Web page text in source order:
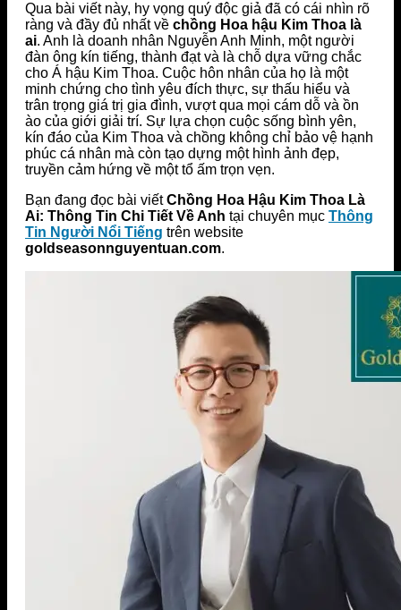
Qua bài viết này, hy vọng quý độc giả đã có cái nhìn rõ
ràng và đầy đủ nhất về chồng Hoa hậu Kim Thoa là
ai. Anh là doanh nhân Nguyễn Anh Minh, một người
đàn ông kín tiếng, thành đạt và là chỗ dựa vững chắc
cho Á hậu Kim Thoa. Cuộc hôn nhân của họ là một
minh chứng cho tình yêu đích thực, sự thấu hiểu và
trân trọng giá trị gia đình, vượt qua mọi cám dỗ và ồn
ào của giới giải trí. Sự lựa chọn cuộc sống bình yên,
kín đáo của Kim Thoa và chồng không chỉ bảo vệ hạnh
phúc cá nhân mà còn tạo dựng một hình ảnh đẹp,
truyền cảm hứng về một tổ ấm trọn vẹn.
Bạn đang đọc bài viếtChồng Hoa Hậu Kim Thoa Là
Ai: Thông Tin Chi Tiết Về Anh tại chuyên mục Thông
Tin Người Nổi Tiếng trên website
goldseasonnguyentuan.com.